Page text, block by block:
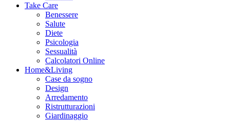
Take Care
Benessere
Salute
Diete
Psicologia
Sessualità
Calcolatori Online
Home&Living
Case da sogno
Design
Arredamento
Ristrutturazioni
Giardinaggio